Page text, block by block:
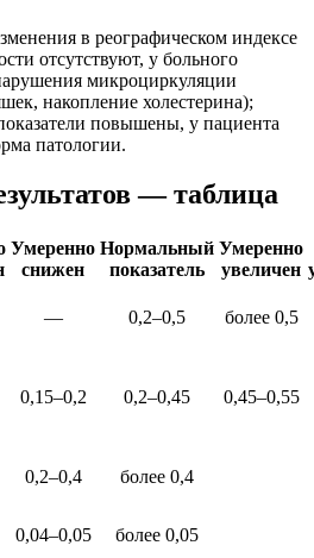
в реографическом индексе
отсутствуют, у больного
микроциркуляции
накопление холестерина);
повышены, у пациента
патологии.
— таблица
Умеренно
снижен
Нормальный
показатель
Умеренно
увеличен
— 0,2–0,5 более 0,5
0,15–0,2 0,2–0,45 0,45–0,55
0,2–0,4 более 0,4
0,04–0,05 более 0,05